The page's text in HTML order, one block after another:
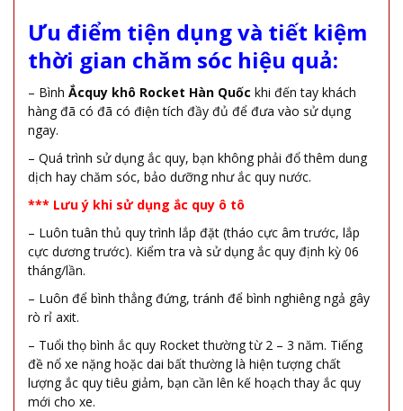
Ưu điểm tiện dụng và tiết kiệm
thời gian chăm sóc hiệu quả:
– Bình Ắcquy khô Rocket Hàn Quốc khi đến tay khách
hàng đã có đã có điện tích đầy đủ để đưa vào sử dụng
ngay.
– Quá trình sử dụng ắc quy, bạn không phải đổ thêm dung
dịch hay chăm sóc, bảo dưỡng như ắc quy nước.
*** Lưu ý khi sử dụng ắc quy ô tô
– Luôn tuân thủ quy trình lắp đặt (tháo cực âm trước, lắp
cực dương trước). Kiểm tra và sử dụng ắc quy định kỳ 06
tháng/lần.
– Luôn để bình thẳng đứng, tránh để bình nghiêng ngả gây
rò rỉ axit.
– Tuổi thọ bình ắc quy Rocket thường từ 2 – 3 năm. Tiếng
đề nổ xe nặng hoặc dai bất thường là hiện tượng chất
lượng ắc quy tiêu giảm, bạn cần lên kế hoạch thay ắc quy
mới cho xe.